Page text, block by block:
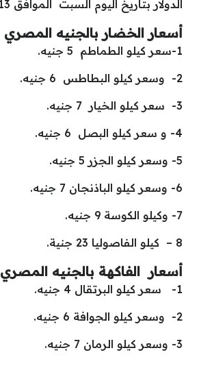
الدولار بتاريخ اليوم السبت الموافق 13 إبريل 2019.
أسعار الخضار بالجنيه المصري
1-سعر كيلو الطماطم 5 جنيه.
2- وسعر كيلو البطاطس 6 جنيه.
3- سعر كيلو الخيار 7 جنيه.
4- و سعر كيلو البصل 6 جنيه.
5- وسعر كيلو الجزر 5 جنيه.
6- وسعر كيلو الباذنجان 7 جنيه.
7- وكيلو الكوسة 9 جنيه.
8 – كيلو الفاصوليا 23 جنية.
أسعار الفاكهة بالجنيه المصري
1- سعر كيلو البرتقال 4 جنيه.
2- وسعر كيلو الجوافة 6 جنيه.
3- وسعر كيلو الرمان 7 جنيه.